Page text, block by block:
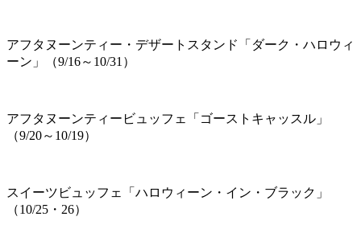
アフタヌーンティー・デザートスタンド「ダーク・ハロウィ
ーン」（9/16～10/31）
アフタヌーンティービュッフェ「ゴーストキャッスル」
（9/20～10/19）
スイーツビュッフェ「ハロウィーン・イン・ブラック」
（10/25・26）